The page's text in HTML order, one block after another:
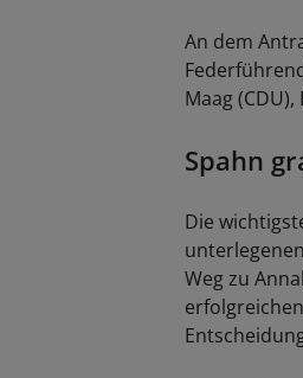
An dem
Maag
Spahn
Die
Weg zu